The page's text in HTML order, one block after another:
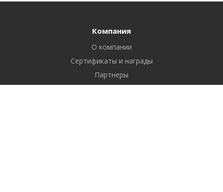
Компания
О компании
Сертификаты и награды
Партнеры